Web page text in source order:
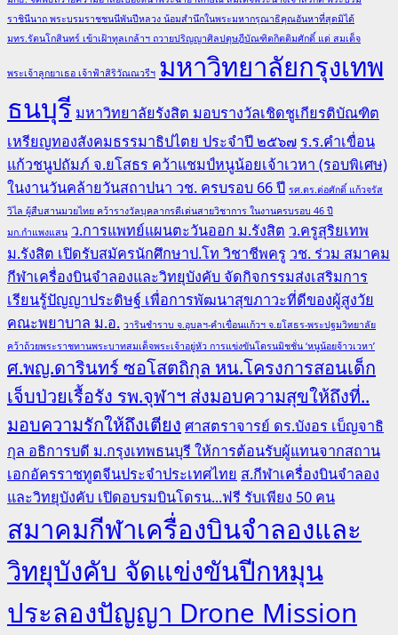
ราชินีนาถ พระบรมราชชนนีพันปีหลวง น้อมสำนึกในพระมหากรุณาธิคุณอันหาที่สุดมิได้
มทร.รัตนโกสินทร์ เข้าเฝ้าทูลเกล้าฯ ถวายปริญญาศิลปดุษฎีบัณฑิตกิตติมศักดิ์ แด่ สมเด็จ
พระเจ้าลูกยาเธอ เจ้าฟ้าสิริวัณณวรีฯ มหาวิทยาลัยกรุงเทพ
ธนบุรี มหาวิทยาลัยรังสิต มอบรางวัลเชิดชูเกียรติบัณฑิต
เหรียญทองสังคมธรรมาธิปไตย ประจำปี ๒๕๖๗ ร.ร.คำเขื่อน
แก้วชนูปถัมภ์ จ.ยโสธร คว้าแชมป์หนูน้อยเจ้าเวหา (รอบพิเศษ)
ในงานวันคล้ายวันสถาปนา วช. ครบรอบ 66 ปี รศ.ดร.ต่อศักดิ์ แก้วจรัส
วิไล ผู้สืบสานมวยไทย คว้ารางวัลบุคลากรดีเด่นสายวิชาการ ในงานครบรอบ 46 ปี
มก.กำแพงแสน ว.การแพทย์แผนตะวันออก ม.รังสิต ว.ครูสุริยเทพ
ม.รังสิต เปิดรับสมัครนักศึกษาป.โท วิชาชีพครู วช. ร่วม สมาคม
กีฬาเครื่องบินจำลองและวิทยุบังคับ จัดกิจกรรมส่งเสริมการ
เรียนรู้ปัญญาประดิษฐ์ เพื่อการพัฒนาสุขภาวะที่ดีของผู้สูงวัย
คณะพยาบาล ม.อ. วารินชำราบ จ.อุบลฯ-คำเขื่อนแก้วฯ จ.ยโสธร-พระปฐมวิทยาลัย
คว้าถ้วยพระราชทานพระบาทสมเด็จพระเจ้าอยู่หัว การแข่งขันโดรนมิชชั่น ‘หนูน้อยจ้าวเวหา’
ศ.พญ.ดารินทร์ ซอโสตถิกุล หน.โครงการสอนเด็ก
เจ็บป่วยเรื้อรัง รพ.จุฬาฯ ส่งมอบความสุขให้ถึงที่..
มอบความรักให้ถึงเตียง ศาสตราจารย์ ดร.บังอร เบ็ญจาธิ
กุล อธิการบดี ม.กรุงเทพธนบุรี ให้การต้อนรับผู้แทนจากสถาน
เอกอัครราชทูตจีนประจำประเทศไทย ส.กีฬาเครื่องบินจำลอง
และวิทยุบังคับ เปิดอบรมบินโดรน...ฟรี รับเพียง 50 คน
สมาคมกีฬาเครื่องบินจำลองและ
วิทยุบังคับ จัดแข่งขันปีกหมุน
ประลองปัญญา Drone Mission